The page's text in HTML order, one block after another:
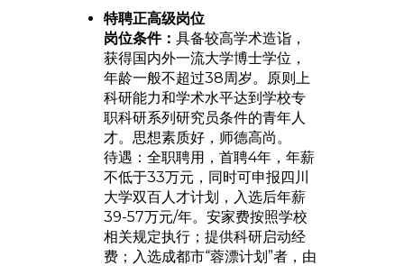
特聘正高级岗位
岗位条件： 具备较高学术造诣，
获得国内外一流大学博士学位，
年龄一般不超过38周岁。原则上
科研能力和学术水平达到学校专
职科研系列研究员条件的青年人
才。思想素质好，师德高尚。
待遇：全职聘用，首聘4年，年薪
不低于33万元，同时可申报四川
大学双百人才计划，入选后年薪
39-57万元/年。安家费按照学校
相关规定执行；提供科研启动经
费；入选成都市“蓉漂计划”者，由